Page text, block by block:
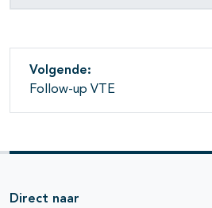
Volgende:
Follow-up VTE
Direct naar